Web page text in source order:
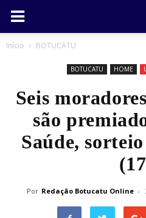
Início BOTUCATU
BOTUCATU HOME
Seis
são
Saúde,
Por Redação Botucatu Online -